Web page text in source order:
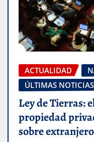
ACTUALIDAD
ÚLTIMAS NOTICIAS
Ley de Tierras:
propiedad
sobre